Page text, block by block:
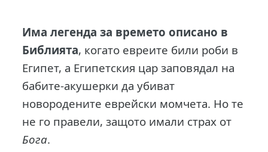
Има легенда за времето описано в
Библията, когато евреите били роби в
Египет, а Египетския цар заповядал на
бабите-акушерки да убиват
новородените еврейски момчета. Но те
не го правели, защото имали страх от
Бога.